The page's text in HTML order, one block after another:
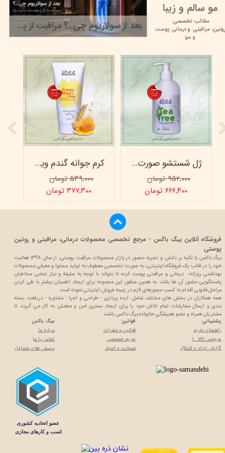
بعد از سولاریوم چی..؟ مراقبت از پوست برنزه
مو سالم و زیبا
مطالب تخصصی
روتین،مراقبتی ودرمانی پوست
و مو
کرم جوانه گندم ویتابلا - تیوپی 60 میلی‌ لیتر
۵۳۹,۰۰۰ تومان
۳۷۷,۳۰۰ تومان
ژل شستشو صورت ویتابلا - 300 میلی لیتر
۹۵۲,۰۰۰ تومان
۶۶۶,۴۰۰ تومان
پشتیبانی
راهنمای خرید
مرجوعی کالا :(
گزارش ایراد و اشکال
قوانین
قوانین و مقررات
حریم خصوصی
ضمانت و اعتبار
بیگ باکس
درباره ما
تماس با ما
پرسش های متداول
فروشگاه آنلاین بیگ باکس - مرجع تخصصی محصولات درمانی، مراقبتی و روتین
پوستی
بیگ باکس با تکیه بر دانش و تجربه حضور در بازار محصولات مراقبت پوستی، از سال 1398 فعالیت
خود را در قالب یک فروشگاه اینترنتی، به صورت تخصصی معطوف به تولید محتوا و معرفی محصولات
بهداشتی روزانه، درمانی و مراقبتی پوست کرده تا بتواند با توجه به سلیقه و نیاز تمامی مخاطبان
پاسخگویی حضور آن ها باشد. به همین منظور این مجموعه برای ایجاد اطمینان بیشتر با طی کردن
مراحل قانونی اقدام به کسب مجوزهای لازم در زمینه فروش اینترنتی نموده است.
همه همکاران در بخش های مختلف شامل: ایده پردازی - طراحی و اجرا - مشاوره - دریافت، بسته
بندی و ارسال سفارشات تمام تلاش خود را برای ایجاد بستری امن و مطمئن به کار می گیرند تا
مشتریان همراه و عضو همیشگی خانواده بیگ باکس باشند.